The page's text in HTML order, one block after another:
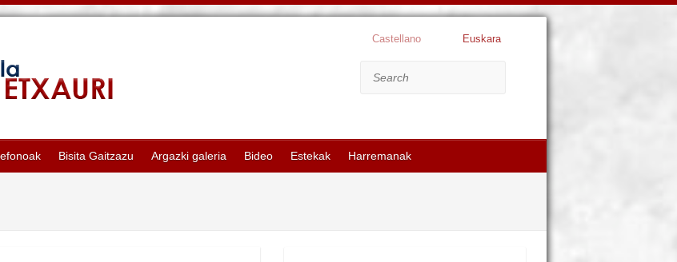
Castellano Euskara
Bisita Gaitzazu Argazki galeria Bideo Estekak Harremanak